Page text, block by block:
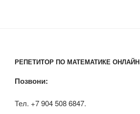
РЕПЕТИТОР ПО МАТЕМАТИКЕ ОНЛАЙН
Позвони:
Тел. +7 904 508 6847.